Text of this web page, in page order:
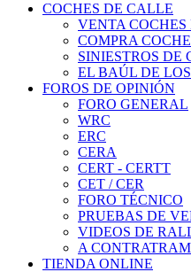
COCHES DE CALLE
VENTA
COMPRA
SINIESTROS DE
EL BAÚL DE
FOROS DE OPINIÓN
FORO GENERAL
WRC
ERC
CERA
CERT - CERTT
CET / CER
FORO TÉCNICO
PRUEBAS DE
VIDEOS DE
A
TIENDA ONLINE